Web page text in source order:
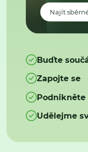
Najít
Buďte
Zapojte se
Podnikněte
Udělejme